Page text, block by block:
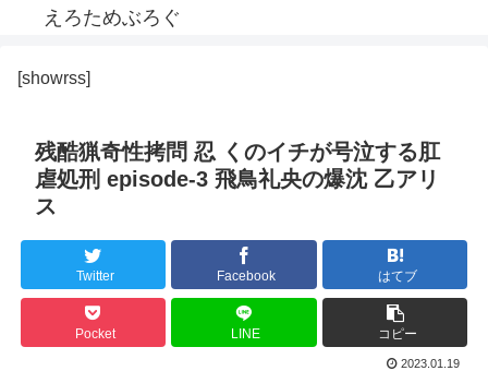
えろためぶろぐ
[showrss]
残酷猟奇性拷問 忍 くのイチが号泣する肛
虐処刑 episode-3 飛鳥礼央の爆沈 乙アリ
ス
Twitter Facebook はてブ
Pocket LINE コピー
2023.01.19